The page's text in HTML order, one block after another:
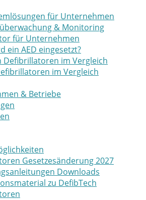
für Unternehmen
& Monitoring
für Unternehmen
ein AED eingesetzt?
Defibrillatoren im Vergleich
im Vergleich
& Betriebe
Gesetzesänderung 2027
Downloads
zu DefibTech